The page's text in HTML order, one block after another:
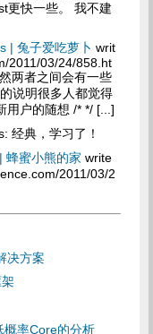
更快一些。 我不建
| 兔子爱吃萝卜 writ
2011/03/24/858.ht
两者之间会有一些
说明很多人都觉得
户的随想 /* */ [...]
经典，学习了！
蜂蜜小熊的家 write
2011/03/2
决方案
概率Core的分析